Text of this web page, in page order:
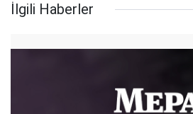
İlgili Haberler